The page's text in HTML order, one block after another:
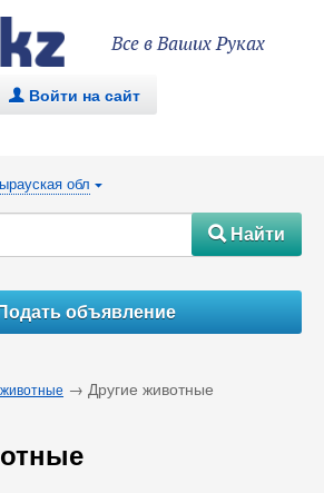
Все в Ваших Руках
. Войти на сайт
обл {
#Найти
объявление
→ Другие животные